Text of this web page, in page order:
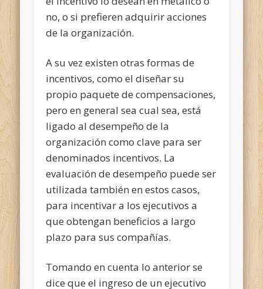
no, o si prefieren adquirir acciones
de la organización.
A su vez existen otras formas de
incentivos, como el diseñar su
propio paquete de compensaciones,
pero en general sea cual sea, está
ligado al desempeño de la
organización como clave para ser
denominados incentivos. La
evaluación de desempeño puede ser
utilizada también en estos casos,
para incentivar a los ejecutivos a
que obtengan beneficios a largo
plazo para sus compañías.
Tomando en cuenta lo anterior se
dice que el ingreso de un ejecutivo